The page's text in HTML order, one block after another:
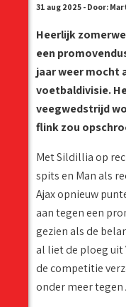
31 aug 2025 - Door:
Heerlijk
een
jaar weer mocht
voetbaldivisie.
veegwedstrijd
flink zou
Met Sildillia op
spits en Man als
Ajax opnieuw
aan tegen een
gezien als de
al liet de ploeg uit
de competitie
onder meer tegen